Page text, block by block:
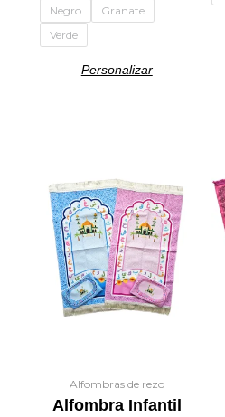
Negro
Granate
Verde
Personalizar
Alfombras de rezo
Alfombra Infantil
tiene
múltiples
variantes.
Las
opciones
se
pueden
la
página